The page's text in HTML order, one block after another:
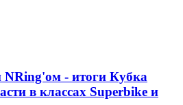
- итоги Кубка
в классах Superbike и